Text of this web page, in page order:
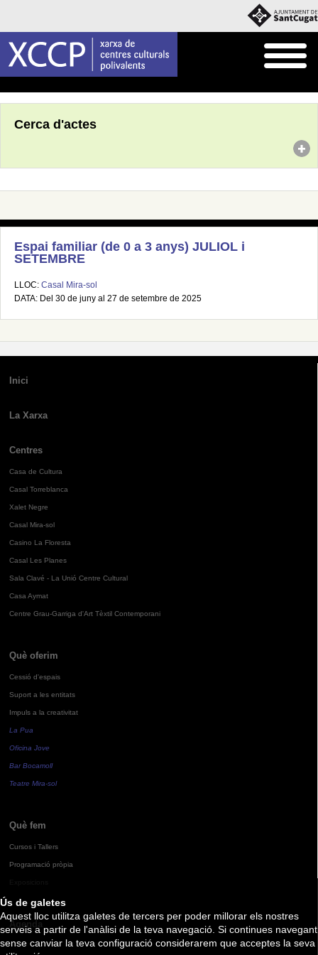
Ús de galetes
Aquest lloc utilitza galetes de tercers per poder millorar els nostres
serveis a partir de l'anàlisi de la teva navegació. Si continues navegant
sense canviar la teva configuració considerarem que acceptes la seva
Cerca d'actes
Espai familiar (de 0 a 3 anys) JULIOL i
SETEMBRE
LLOC: Casal Mira-sol
DATA: Del 30 de juny al 27 de setembre de 2025
Inici
La Xarxa
Centres
Casa de Cultura
Casal Torreblanca
Xalet Negre
Casal Mira-sol
Casino La Floresta
Casal Les Planes
Sala Clavé - La Unió Centre Cultural
Casa Aymat
Centre Grau-Garriga d'Art Tèxtil Contemporani
Què oferim
Cessió d'espais
Suport a les entitats
Impuls a la creativitat
La Pua
Oficina Jove
Bar Bocamoll
Teatre Mira-sol
Què fem
Cursos i Tallers
Programació pròpia
Agenda